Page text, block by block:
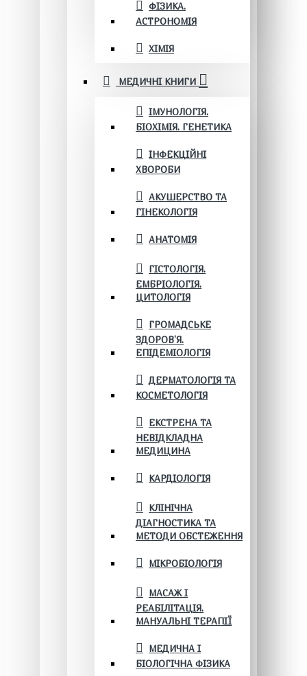
ФІЗИКА.
АСТРОНОМІЯ
ХІМІЯ
МЕДИЧНІ КНИГИ
ІМУНОЛОГІЯ.
БІОХІМІЯ. ГЕНЕТИКА
ІНФЕКЦІЙНІ
ХВОРОБИ
АКУШЕРСТВО ТА
ГІНЕКОЛОГІЯ
АНАТОМІЯ
ГІСТОЛОГІЯ.
ЕМБРІОЛОГІЯ.
ЦИТОЛОГІЯ
ГРОМАДСЬКЕ
ЗДОРОВ’Я.
ЕПІДЕМІОЛОГІЯ
ДЕРМАТОЛОГІЯ ТА
КОСМЕТОЛОГІЯ
ЕКСТРЕНА ТА
НЕВІДКЛАДНА
МЕДИЦИНА
КАРДІОЛОГІЯ
КЛІНІЧНА
ДІАГНОСТИКА ТА
МЕТОДИ ОБСТЕЖЕННЯ
МІКРОБІОЛОГІЯ
МАСАЖ І
РЕАБІЛІТАЦІЯ.
МАНУАЛЬНІ ТЕРАПІЇ
МЕДИЧНА І
БІОЛОГІЧНА ФІЗИКА